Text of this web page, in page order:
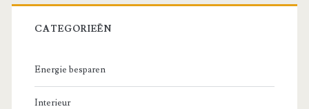
CATEGORIEËN
Energie besparen
Interieur